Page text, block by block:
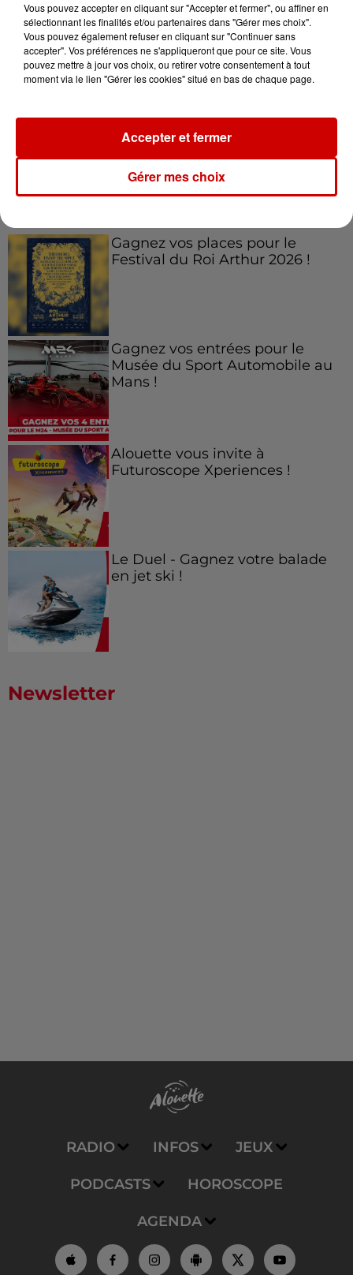
11h51
À LA UNE : affaire Manon
Jeux Voir plus
Gagnez vos places pour le
Festival du Roi Arthur 2026 !
Gagnez vos entrées pour le
Musée du Sport Automobile au
Mans !
Alouette vous invite à
Futuroscope Xperiences !
Le Duel - Gagnez votre balade
en jet ski !
Newsletter
RADIO INFOS JEUX
PODCASTS HOROSCOPE
AGENDA
Vous pouvez accepter en cliquant sur "Accepter et fermer", ou affiner en
sélectionnant les finalités et/ou partenaires dans "Gérer mes choix".
Vous pouvez également refuser en cliquant sur "Continuer sans
accepter". Vos préférences ne s'appliqueront que pour ce site. Vous
pouvez mettre à jour vos choix, ou retirer votre consentement à tout
moment via le lien "Gérer les cookies" situé en bas de chaque page.
Gérer mes choix
Accepter et fermer